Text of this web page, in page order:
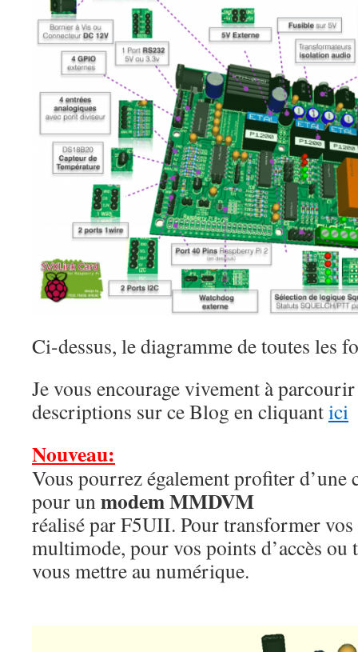
Ci-dessus, le diagramme de toutes les
Je vous encourage vivement à
descriptions sur ce Blog en cliquantici
Nouveau:
Vous pourrez également profiter d’une
pour un modem MMDVM
réalisé par F5UII. Pour transformer
multimode, pour vos points d’accès
vous mettre au numérique.